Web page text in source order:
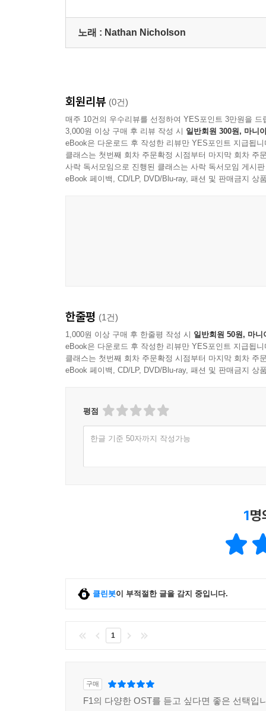
노래 : Nathan Nicholson
회원리뷰 (0건)
매주 10건의 우수리뷰를 선정하여 YES포인트 3만원을 드
3,000원 이상 구매 후 리뷰 작성 시 일반회원 300원, 마니
eBook은 다운로드 후 작성한 리뷰만 YES포인트 지급됩니
클래스는 첫번째 회차 주문확정 시점부터 마지막 회차 주
사락 독서모임으로 진행된 클래스는 사락 독서모임 게시
eBook 페이백, CD/LP, DVD/Blu-ray, 패션 및 판매금지 상
한줄평 (1건)
1,000원 이상 구매 후 한줄평 작성 시 일반회원 50원, 마니
eBook은 다운로드 후 작성한 리뷰만 YES포인트 지급됩니
클래스는 첫번째 회차 주문확정 시점부터 마지막 회차 주
eBook 페이백, CD/LP, DVD/Blu-ray, 패션 및 판매금지 상
평점
한글 기준 50자까지 작성가능
1명
클린봇이 부적절한 글을 감지 중입니다.
1
구매
F1의 다양한 OST를 듣고 싶다면 좋은 선택입